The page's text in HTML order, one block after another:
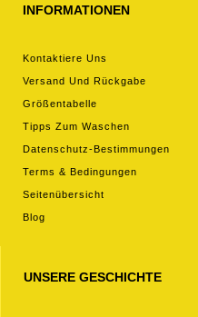
INFORMATIONEN
Kontaktiere Uns
Versand Und Rückgabe
Größentabelle
Tipps Zum Waschen
Datenschutz-Bestimmungen
Terms & Bedingungen
Seitenübersicht
Blog
UNSERE GESCHICHTE